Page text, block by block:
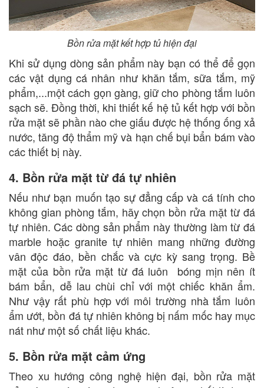
Bồn rửa mặt kết hợp tủ hiện đại
Khi sử dụng dòng sản phẩm này bạn có thể để gọn
các vật dụng cá nhân như khăn tắm, sữa tắm, mỹ
phẩm,...một cách gọn gàng, giữ cho phòng tắm luôn
sạch sẽ. Đồng thời, khi thiết kế hệ tủ kết hợp với bồn
rửa mặt sẽ phần nào che giấu được hệ thống ống xả
nước, tăng độ thẩm mỹ và hạn chế bụi bẩn bám vào
các thiết bị này.
4. Bồn rửa mặt từ đá tự nhiên
Nếu như bạn muốn tạo sự đẳng cấp và cá tính cho
không gian phòng tắm, hãy chọn bồn rửa mặt từ đá
tự nhiên. Các dòng sản phẩm này thường làm từ đá
marble hoặc granite tự nhiên mang những đường
vân độc đáo, bền chắc và cực kỳ sang trọng. Bề
mặt của bồn rửa mặt từ đá luôn bóng mịn nên ít
bám bẩn, dễ lau chùi chỉ với một chiếc khăn ẩm.
Như vậy rất phù hợp với môi trường nhà tắm luôn
ẩm ướt, bồn đá tự nhiên không bị nấm mốc hay mục
nát như một số chất liệu khác.
5. Bồn rửa mặt cảm ứng
Theo xu hướng công nghệ hiện đại, bồn rửa mặt